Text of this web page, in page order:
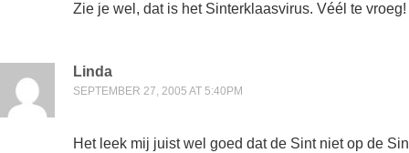
Zie je wel, dat is het Sinterklaasvirus. Véél te vroeg!
Linda
SEPTEMBER 27, 2005 AT 5:40PM
Het leek mij juist wel goed dat de Sint niet op de